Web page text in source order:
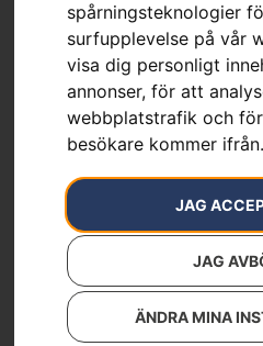
spårningsteknologier
surfupplevelse på vår
visa dig personligt
annonser, för att
webbplatstrafik och
besökare kommer ifrån.
JAG
JAG
ÄNDRA MINA